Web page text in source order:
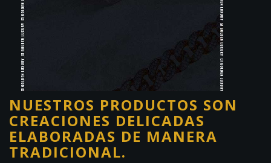
NUESTROS PRODUCTOS SON
CREACIONES DELICADAS
ELABORADAS DE MANERA
TRADICIONAL.